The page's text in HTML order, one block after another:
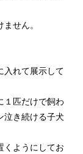
せん。
入れて展示して
１匹だけで飼わ
泣き続ける子犬
くようにしてお